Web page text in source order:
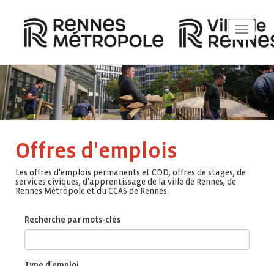
Toggle
Offres d'emplois
Les offres d'emplois permanents et CDD, offres de stages, de
services civiques, d'apprentissage de la ville de Rennes, de
Rennes Métropole et du CCAS de Rennes.
Recherche par mots-clès